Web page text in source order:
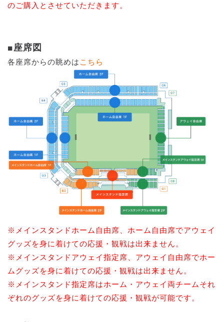
のご購入とさせていただきます。
■座席図
各座席からの眺めは こちら
※メインスタンドホーム自由席、ホーム自由席でアウェイ
グッズを身に着けての応援・観戦は出来ません。
※メインスタンドアウェイ指定席、アウェイ自由席でホー
ムグッズを身に着けての応援・観戦は出来ません。
※メインスタンド指定席はホーム・アウェイ両チームそれ
ぞれのグッズを身に着けての応援・観戦が可能です。